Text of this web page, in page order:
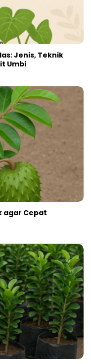
Jenis, Teknik
Umbi
agar Cepat